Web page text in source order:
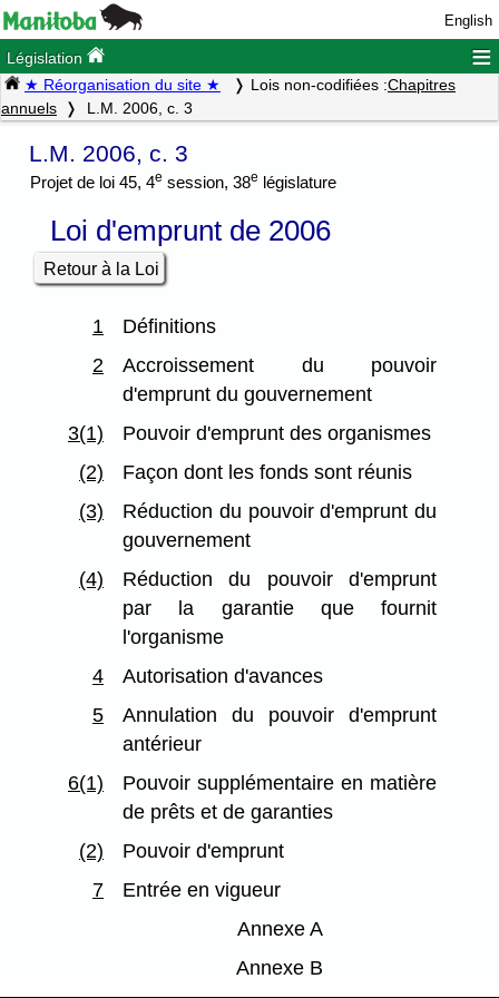
English
Législation ≡
★ Réorganisation du site ★ Lois non-codifiées :Chapitres
annuels
L.M. 2006, c. 3
L.M. 2006, c. 3
Projet de loi 45, 4e session, 38e législature
Loi d'emprunt de 2006
Retour à la Loi
1
Définitions
2
Accroissement du pouvoir
d'emprunt du gouvernement
3(1)
Pouvoir d'emprunt des organismes
(2)
Façon dont les fonds sont réunis
(3)
Réduction du pouvoir d'emprunt du
gouvernement
(4)
Réduction du pouvoir d'emprunt
par la garantie que fournit
l'organisme
4
Autorisation d'avances
5
Annulation du pouvoir d'emprunt
antérieur
6(1)
Pouvoir supplémentaire en matière
de prêts et de garanties
(2)
Pouvoir d'emprunt
7
Entrée en vigueur
Annexe A
Annexe B